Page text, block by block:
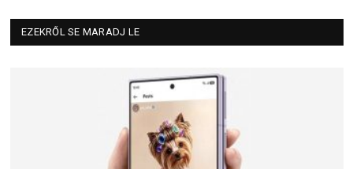
EZEKRŐL SE MARADJ LE